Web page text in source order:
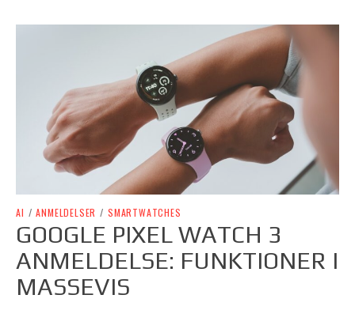
AI / ANMELDELSER / SMARTWATCHES
GOOGLE PIXEL WATCH 3
ANMELDELSE: FUNKTIONER I
MASSEVIS